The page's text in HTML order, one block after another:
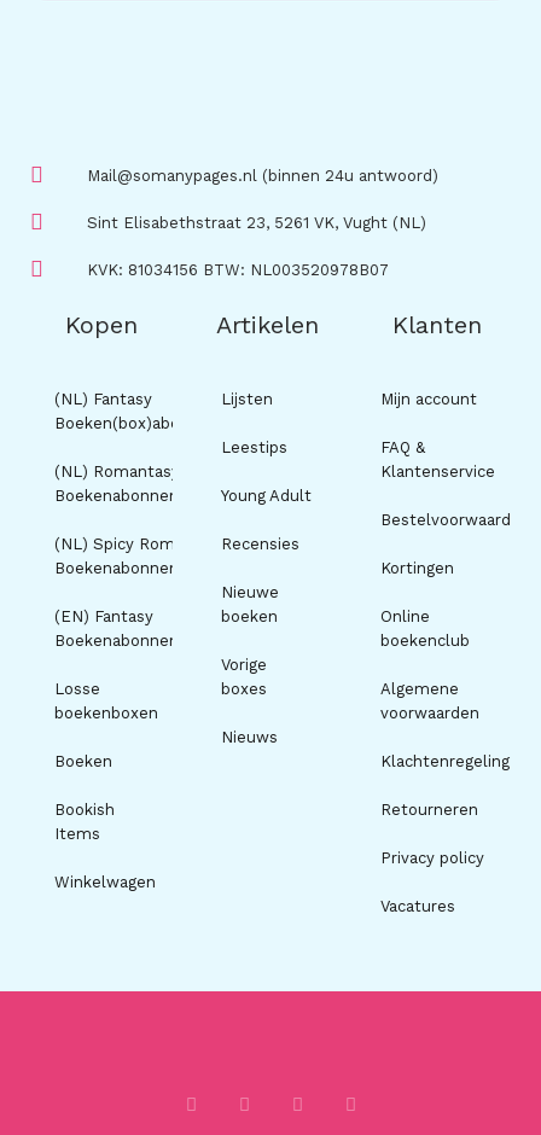
Mail@somanypages.nl (binnen 24u antwoord)
Sint Elisabethstraat 23, 5261 VK, Vught (NL)
KVK: 81034156 BTW: NL003520978B07
Kopen
(NL) Fantasy
Boeken(box)abonnement
(NL) Romantasy
Boekenabonnement
(NL) Spicy Romance
Boekenabonnement
(EN) Fantasy
Boekenabonnement
Losse
boekenboxen
Boeken
Bookish
Items
Winkelwagen
Artikelen
Lijsten
Leestips
Young Adult
Recensies
Nieuwe
boeken
Vorige
boxes
Nieuws
Klanten
Mijn account
FAQ &
Klantenservice
Bestelvoorwaarden
Kortingen
Online
boekenclub
Algemene
voorwaarden
Klachtenregeling
Retourneren
Privacy policy
Vacatures
I
n
F
a
T
i
P
i